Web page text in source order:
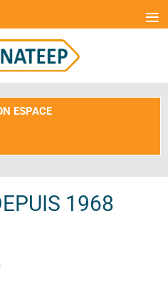
ESPACE
1968
≡